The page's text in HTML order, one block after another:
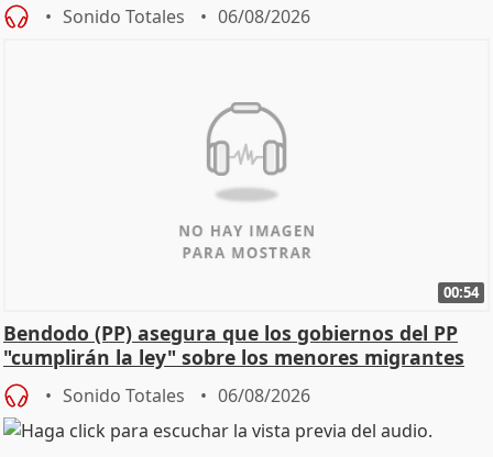
Sonido Totales 06/08/2026
00:54
Bendodo (PP) asegura que los gobiernos del PP
"cumplirán la ley" sobre los menores migrantes
Sonido Totales 06/08/2026